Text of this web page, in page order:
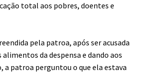
total aos pobres, doentes e
pela patroa, após ser acusada
da despensa e dando aos
a patroa perguntou o que ela estava